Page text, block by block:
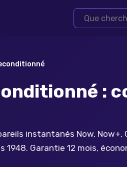
:
instantanés Now, Now+,
Garantie 12 mois,